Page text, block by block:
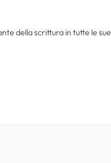
della scrittura in tutte le sue